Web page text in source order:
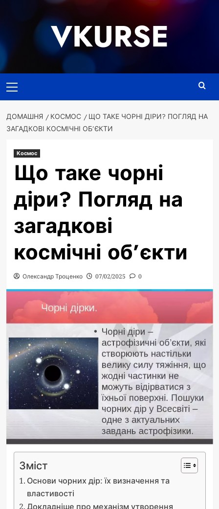
VKURSE
меню
ДОМАШНЯ КОСМОС
ЩО ТАКЕ ЧОРНІ ДІРИ? ПОГЛЯД НА
ЗАГАДКОВІ КОСМІЧНІ ОБ’ЄКТИ
Космос
Що таке чорні
діри? Погляд на
загадкові
космічні об’єкти
Олександр Троценко 07/02/2025 0
Зміст
Основи чорних дір: їх визначення та
властивості
Докладніше про механізм утворення